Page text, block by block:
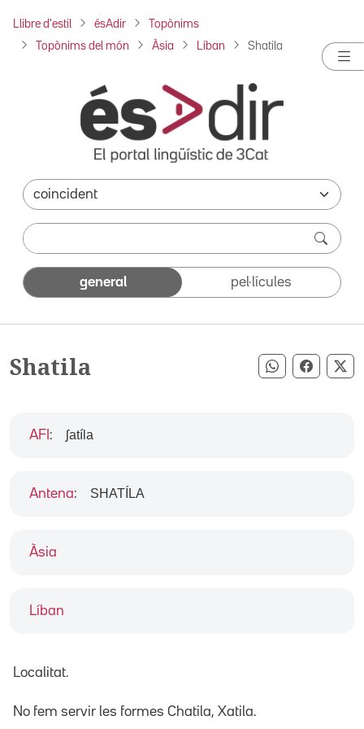
Llibre d'estil ésAdir Topònims
Topònims del món Àsia Líban Shatila
general pel·lícules
Shatila Compartir
Àsia
Líban
AFI : ʃatíla
Antena: SHATÍLA
Localitat.
No fem servir les formes Chatila, Xatila.